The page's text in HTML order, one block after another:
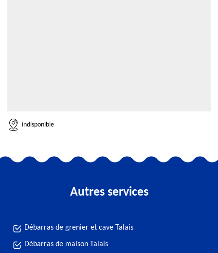
indisponible
Autres services
Débarras de grenier et cave Talais
Débarras de maison Talais